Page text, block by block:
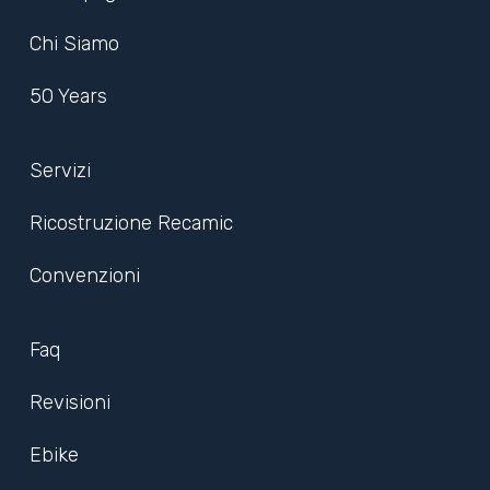
Chi Siamo
50 Years
Servizi
Ricostruzione Recamic
Convenzioni
Faq
Revisioni
Ebike